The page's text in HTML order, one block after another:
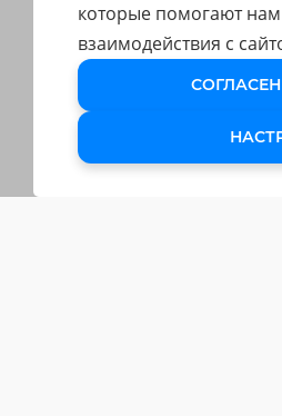
которые помогают
взаимодействия с